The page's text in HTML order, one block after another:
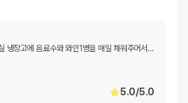
냉장고에 음료수와 와인1병을 매일 채워주어서 …
5.0/5.0